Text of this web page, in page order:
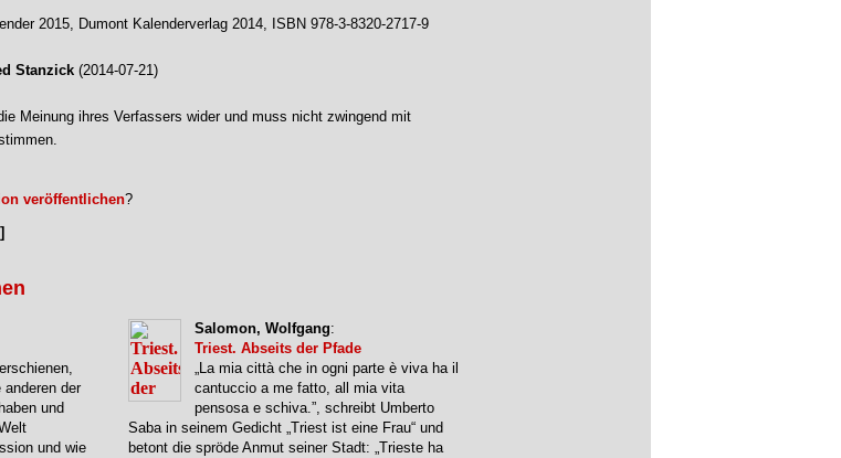
2015, Dumont Kalenderverlag 2014, ISBN 978-3-8320-2717-9
Stanzick (2014-07-21)
Meinung ihres Verfassers wider und muss nicht zwingend mit
veröffentlichen?
der
und
und wie
Salomon, Wolfgang:
Triest. Abseits der Pfade
„La mia città che in ogni parte è viva ha il
cantuccio a me fatto, all mia vita
pensosa e schiva.”, schreibt Umberto
Saba in seinem Gedicht „Triest ist eine Frau“ und
betont die spröde Anmut seiner Stadt: „Trieste ha